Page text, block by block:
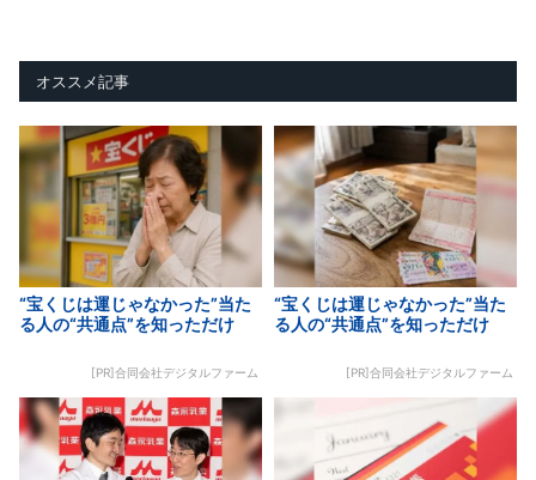
オススメ記事
“宝くじは運じゃなかった”当た
る人の“共通点”を知っただけ
[PR]合同会社デジタルファーム
“宝くじは運じゃなかった”当た
る人の“共通点”を知っただけ
[PR]合同会社デジタルファーム